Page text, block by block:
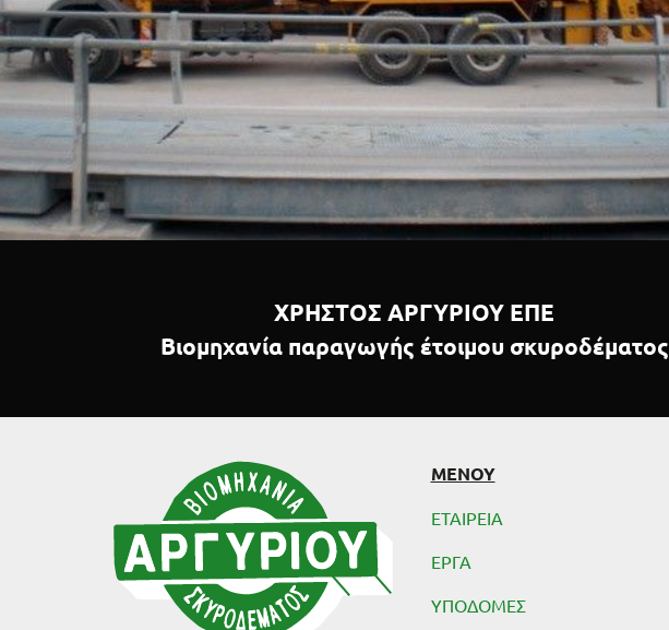
ΧΡΗΣΤΟΣ ΑΡΓΥΡΙΟΥ ΕΠΕ
Βιομηχανία παραγωγής έτοιμου σκυροδέματος
ΜΕΝΟΥ
ΕΤΑΙΡΕΙΑ
ΕΡΓΑ
ΥΠΟΔΟΜΕΣ